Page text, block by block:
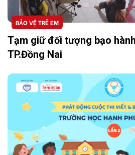
BẢO VỆ TRẺ EM
Tạm giữ đối tượng bạo
TP.Đồng Nai